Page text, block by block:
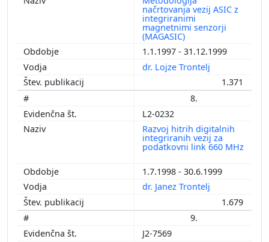
načrtovanja vezij ASIC z
integriranimi
magnetnimi senzorji
(MAGASIC)
1.1.1997 - 31.12.1999
dr. Lojze Trontelj
1.371
8.
L2-0232
Razvoj hitrih digitalnih
integriranih vezij za
podatkovni link 660 MHz
1.7.1998 - 30.6.1999
dr. Janez Trontelj
1.679
9.
J2-7569